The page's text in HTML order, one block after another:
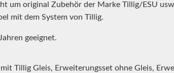
um original Zubehör der Marke Tillig/ESU
mit dem System von Tillig.
geeignet.
mit Tillig Gleis, Erweiterungsset ohne Gleis,